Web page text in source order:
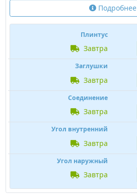
Подробнее
Плинтус
завтра
Заглушки
завтра
Соединение
завтра
Угол внутренний
завтра
Угол наружный
завтра